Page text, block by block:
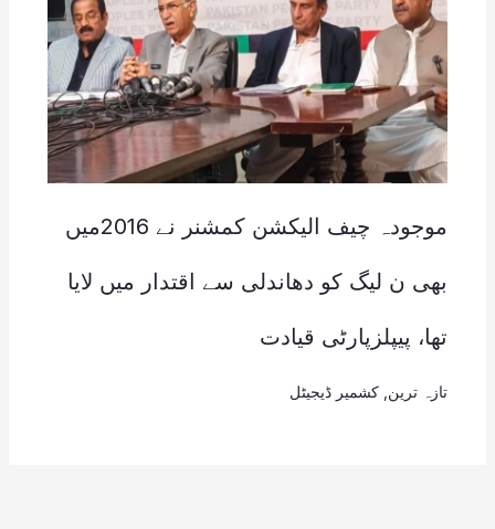
موجودہ چیف الیکشن کمشنر نے 2016میں
بھی ن لیگ کو دھاندلی سے اقتدار میں لایا
تھا، پیپلزپارٹی قیادت
تازہ ترین کشمیر ڈیجیٹل